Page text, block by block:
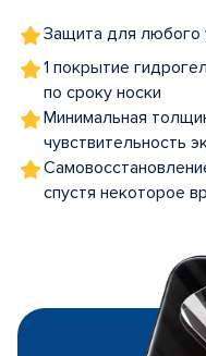
Защита для любого
1 покрытие
по сроку носки
Минимальная
чувствительность
спустя некоторое